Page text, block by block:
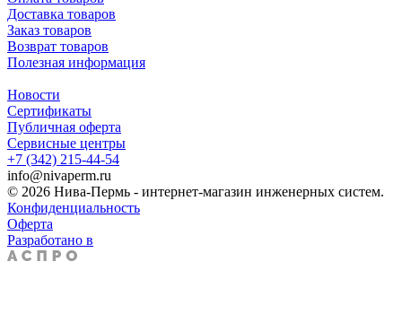
Доставка товаров
Заказ товаров
Возврат товаров
Полезная информация
Новости
Сертификаты
Публичная оферта
Сервисные центры
+7 (342) 215-44-54
info@nivaperm.ru
© 2026 Нива-Пермь - интернет-магазин инженерных систем.
Конфиденциальность
Оферта
Разработано в